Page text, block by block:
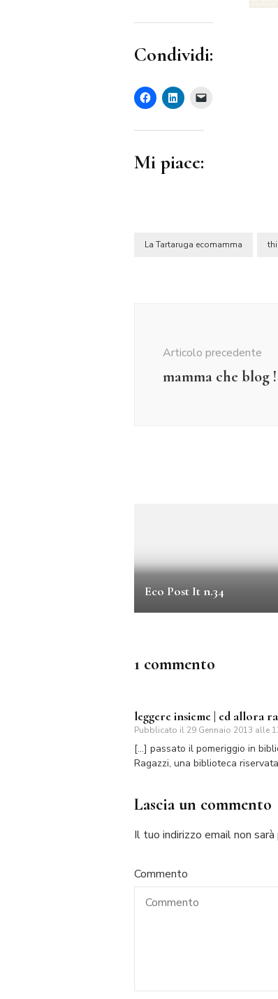
Condividi:
Mi piace:
La Tartaruga ecomamma
Articolo precedente
mamma che blog !
Eco Post It n.34
1 commento
leggere insieme | ed allora
Pubblicato il 29 Gennaio 2013 alle
[…] passato il pomeriggio in
Ragazzi, una biblioteca
Lascia un commento
Il tuo indirizzo email non
Commento